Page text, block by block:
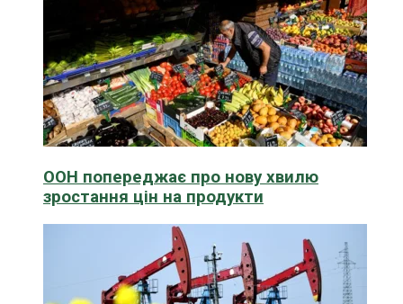
ООН попереджає про нову хвилю
зростання цін на продукти